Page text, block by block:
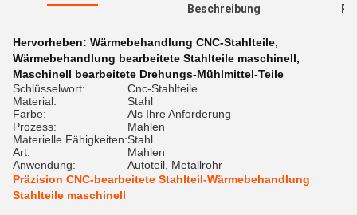
Beschreibung
Hervorheben: Wärmebehandlung CNC-Stahlteile,
Wärmebehandlung bearbeitete Stahlteile maschinell,
Maschinell bearbeitete Drehungs-Mühlmittel-Teile
Schlüsselwort:
Cnc-Stahlteile
Material:
Stahl
Farbe:
Als Ihre Anforderung
Prozess:
Mahlen
Materielle Fähigkeiten:Stahl
Art:
Mahlen
Anwendung:
Autoteil, Metallrohr
Präzision CNC-bearbeitete Stahlteil-Wärmebehandlung
Stahlteile maschinell